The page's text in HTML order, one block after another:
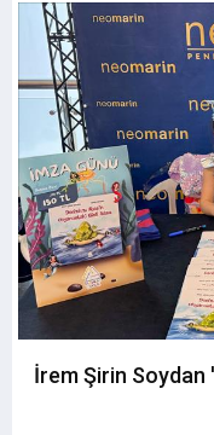
İrem Şirin Soydan